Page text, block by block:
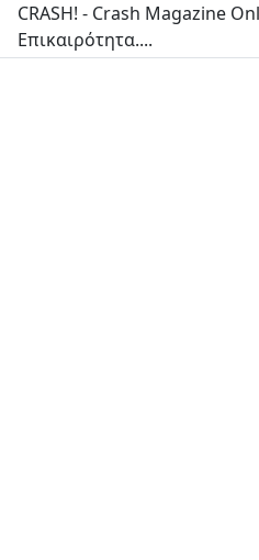
CRASH! - Crash Magazine
Επικαιρότητα....